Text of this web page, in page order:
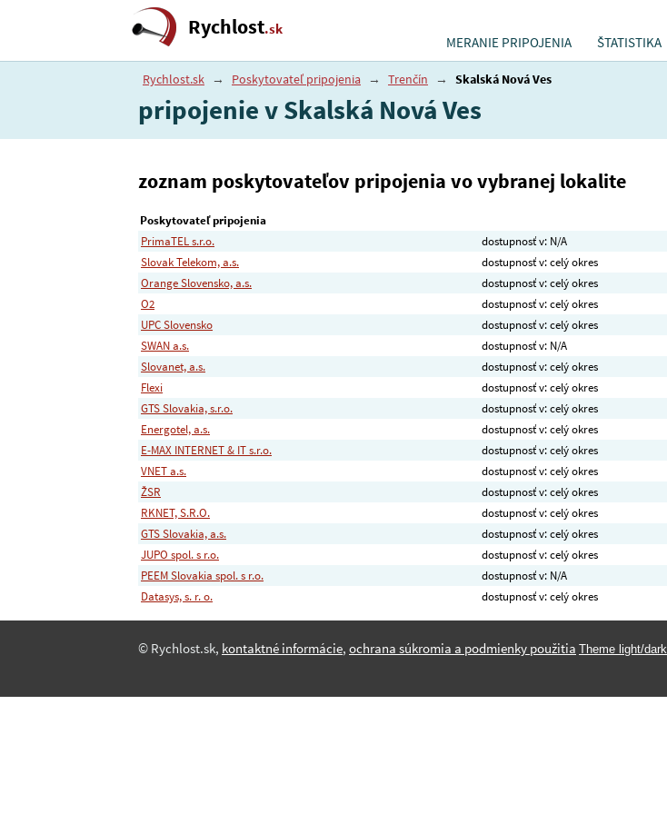
Rychlost.sk
MERANIE PRIPOJENIA ŠTATISTIKA
Rychlost.sk → Poskytovateľ pripojenia → Trenčín → Skalská Nová Ves
pripojenie v Skalská Nová Ves
zoznam poskytovateľov pripojenia vo vybranej lokalite
Poskytovateľ pripojenia
PrimaTEL s.r.o.
dostupnosť v: N/A
Slovak Telekom, a.s.
dostupnosť v: celý okres
Orange Slovensko, a.s.
dostupnosť v: celý okres
O2
dostupnosť v: celý okres
UPC Slovensko
dostupnosť v: celý okres
SWAN a.s.
dostupnosť v: N/A
Slovanet, a.s.
dostupnosť v: celý okres
Flexi
dostupnosť v: celý okres
GTS Slovakia, s.r.o.
dostupnosť v: celý okres
Energotel, a.s.
dostupnosť v: celý okres
E-MAX INTERNET & IT s.r.o.
dostupnosť v: celý okres
VNET a.s.
dostupnosť v: celý okres
ŽSR
dostupnosť v: celý okres
RKNET, S.R.O.
dostupnosť v: celý okres
GTS Slovakia, a.s.
dostupnosť v: celý okres
JUPO spol. s r.o.
dostupnosť v: celý okres
PEEM Slovakia spol. s r.o.
dostupnosť v: N/A
Datasys, s. r. o.
dostupnosť v: celý okres
© Rychlost.sk, kontaktné informácie, ochrana súkromia a podmienky použitia Theme light/dark